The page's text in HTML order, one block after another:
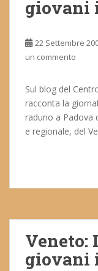
giovani
22 Settembre
un commento
Sul blog del
racconta la
raduno a Padova
e regionale, del
Veneto:
giovani